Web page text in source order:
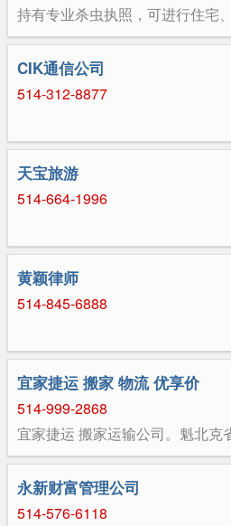
持有专业杀虫执照，可进行住宅
CIK通信公司
514-312-8877
天宝旅游
514-664-1996
黄颖律师
514-845-6888
宜家捷运 搬家 物流 优享价
514-999-2868
宜家捷运 搬家运输公司。魁北克
货、边境登陆、旅游包车等用车
田塞纳七座商务Van ，丰田rav4
格优惠50%。 友好、专业、诚信
2868 微信：jun1512685631 邮箱
永新财富管理公司
514-576-6118